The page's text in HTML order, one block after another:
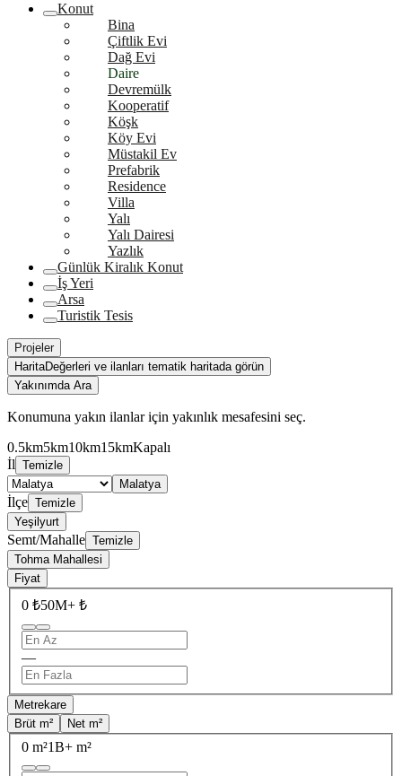
Konut
Bina
Çiftlik Evi
Dağ Evi
Daire
Devremülk
Kooperatif
Köşk
Köy Evi
Müstakil Ev
Prefabrik
Residence
Villa
Yalı
Yalı Dairesi
Yazlık
Günlük Kiralık Konut
İş Yeri
Arsa
Turistik Tesis
Projeler
HaritaDeğerleri ve ilanları tematik haritada görün
Yakınımda Ara
Konumuna yakın ilanlar için yakınlık mesafesini seç.
0.5km5km10km15kmKapalı
İl Temizle
Malatya
İlçe Temizle
Yeşilyurt
Semt/Mahalle Temizle
Tohma Mahallesi
Fiyat
0 ₺50M+ ₺
—
Metrekare
Brüt m²
Net m²
0 m²1B+ m²